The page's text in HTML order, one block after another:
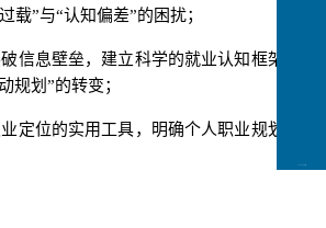
载”与“认知偏差”的困扰；
信息壁垒，建立科学的就业认知框架，实
规划”的转变；
定位的实用工具，明确个人职业规划的短